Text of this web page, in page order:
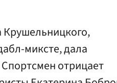
Крушельницкого,
миксте, дала
отрицает